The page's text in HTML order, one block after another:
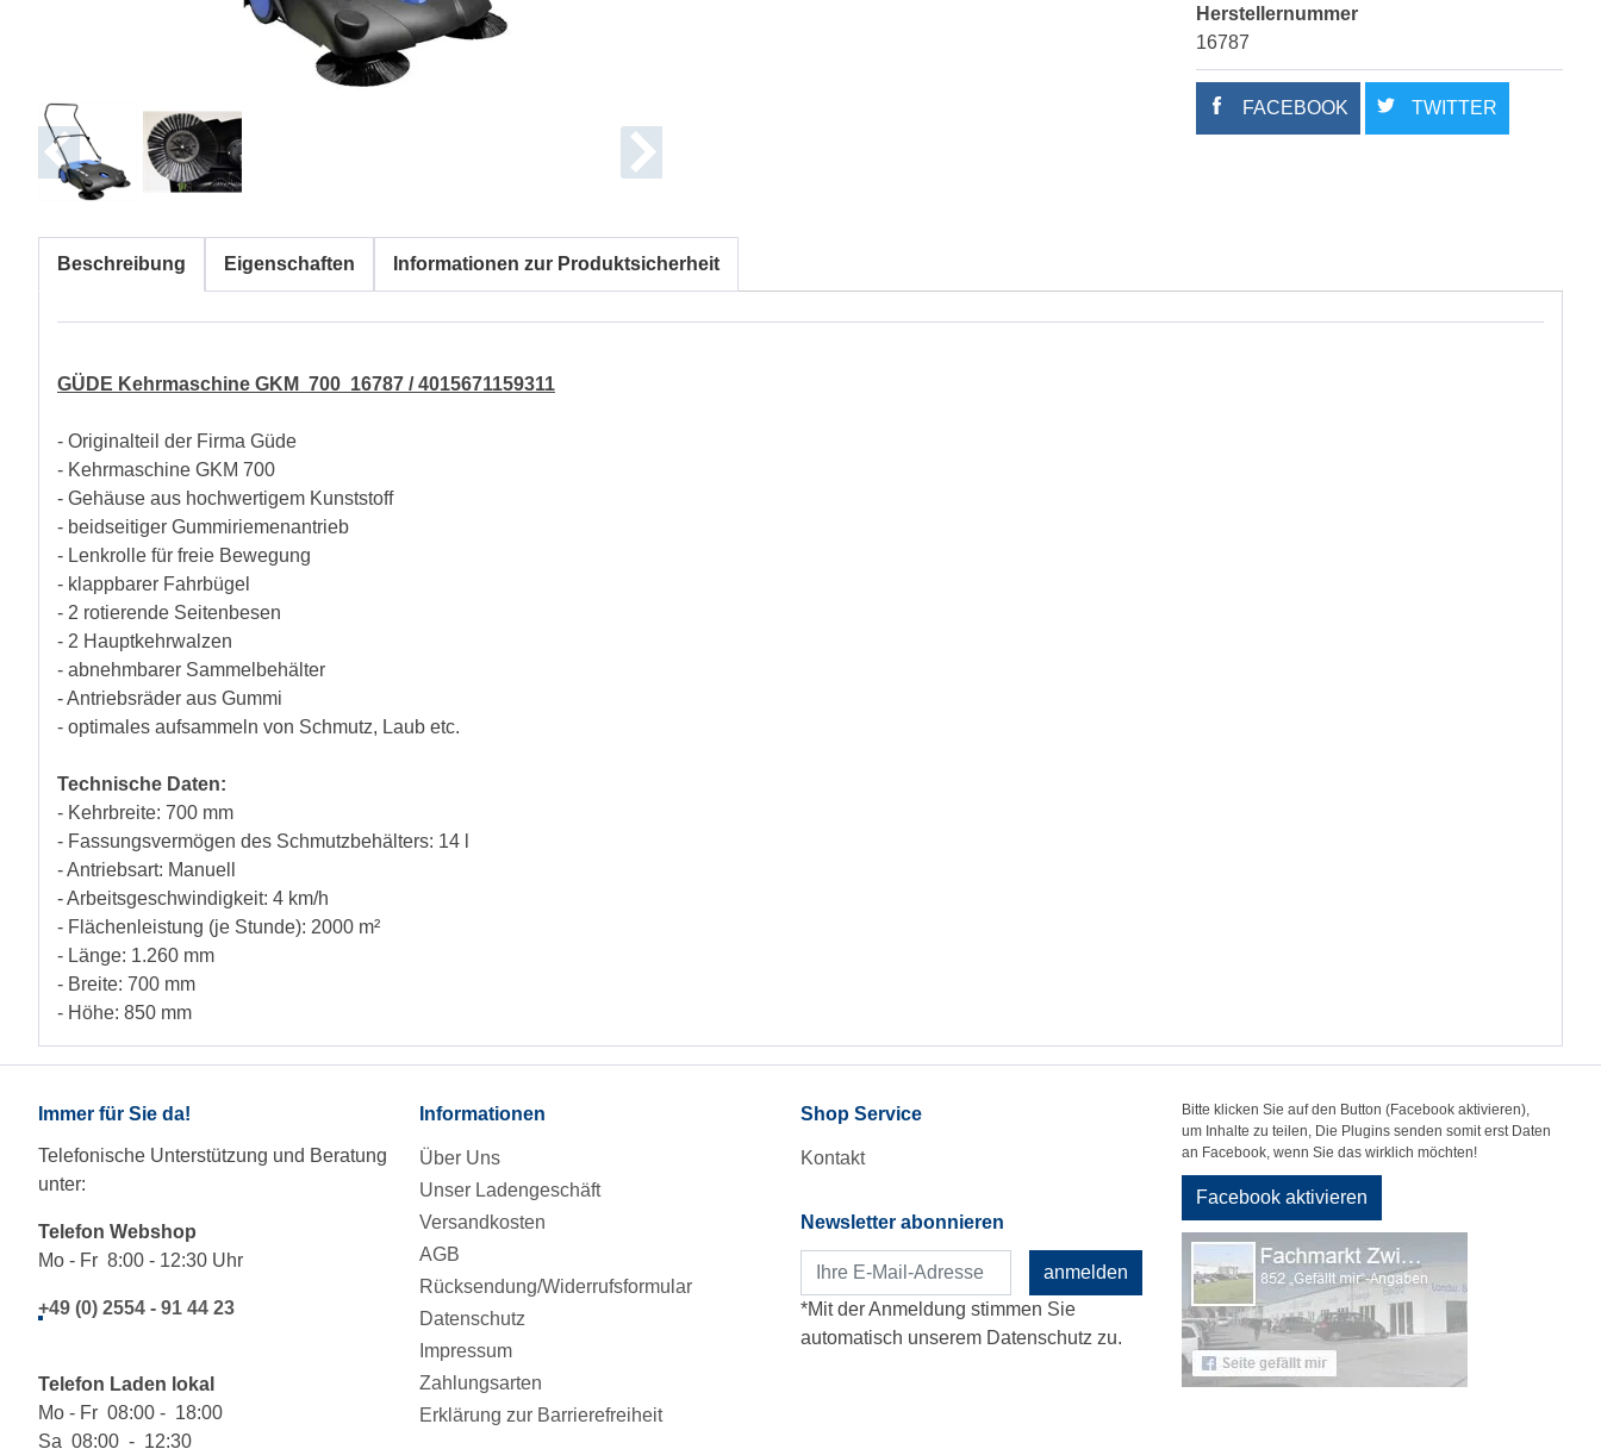
Herstellernummer
16787
FACEBOOK TWITTER
Beschreibung Eigenschaften Informationen zur Produktsicherheit
GÜDE Kehrmaschine GKM 700 16787 / 4015671159311
- Originalteil der Firma Güde
- Kehrmaschine GKM 700
- Gehäuse aus hochwertigem Kunststoff
- beidseitiger Gummiriemenantrieb
- Lenkrolle für freie Bewegung
- klappbarer Fahrbügel
- 2 rotierende Seitenbesen
- 2 Hauptkehrwalzen
- abnehmbarer Sammelbehälter
- Antriebsräder aus Gummi
- optimales aufsammeln von Schmutz, Laub etc.
Technische Daten:
- Kehrbreite: 700 mm
- Fassungsvermögen des Schmutzbehälters: 14 l
- Antriebsart: Manuell
- Arbeitsgeschwindigkeit: 4 km/h
- Flächenleistung (je Stunde): 2000 m²
- Länge: 1.260 mm
- Breite: 700 mm
- Höhe: 850 mm
Immer für Sie da!
Telefonische Unterstützung und Beratung
unter:
Telefon Webshop
Mo - Fr 8:00 - 12:30 Uhr
+49 (0) 2554 - 91 44 23
Telefon Laden lokal
Mo - Fr 08:00 - 18:00
Sa 08:00 - 12:30
Informationen
Über Uns
Unser Ladengeschäft
Versandkosten
AGB
Rücksendung/Widerrufsformular
Datenschutz
Impressum
Zahlungsarten
Erklärung zur Barrierefreiheit
Shop Service
Kontakt
Newsletter abonnieren
anmelden
*Mit der Anmeldung stimmen Sie
automatisch unserem Datenschutz zu.
Bitte klicken Sie auf den Button (Facebook aktivieren),
um Inhalte zu teilen, Die Plugins senden somit erst Daten
an Facebook, wenn Sie das wirklich möchten!
Facebook aktivieren